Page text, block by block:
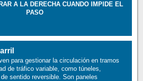
A LA DERECHA CUANDO IMPIDE EL
PASO
para gestionar la circulación en tramos
de tráfico variable, como túneles,
sentido reversible. Son paneles